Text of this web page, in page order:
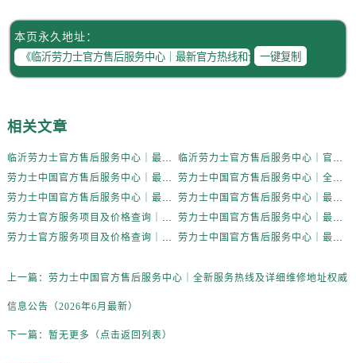
本页永久地址：
一键复制
相关文章
临沂劳力士官方售后服务中心｜最新官方热线和详细网点地址权威信息公示（2026年6月更新）
临沂劳力士官方售后服务中心｜官方热线及网点地址权威信息公示（2026年6月更新）
劳力士中国官方售后服务中心｜最新电话与详细地址权威信息公告（2026年6月最新）
劳力士中国官方售后服务中心｜全新服务热线及详细维修地址权威信息公告（2026年6月最新）
劳力士中国官方售后服务中心｜最新热线和详细维修地址权威信息通知（2026年6月最新）
劳力士中国官方售后服务中心｜最新地址及官方售后电话权威信息公告（2026年6月最新）
劳力士官方服务项目及价格查询｜全新地址及售后电话权威信息通知（2026年6月最新）
劳力士中国官方售后服务中心｜最新电话和详细维修地址权威信息公告（2026年6月最新）
劳力士官方服务项目及价格查询｜全新地址与电话权威信息声明（2026年6月最新）
劳力士中国官方售后服务中心｜最新热线及维修地址权威信息声明（2026年6月最新）
上一篇： 劳力士中国官方售后服务中心｜全新服务热线及详细维修地址权威
信息公告（2026年6月最新）
下一篇： 暂无更多（点击返回列表）